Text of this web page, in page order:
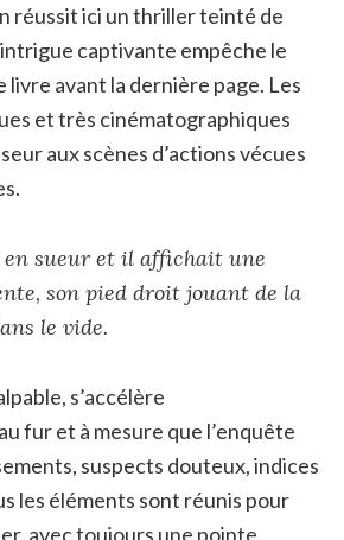
réussit ici un thriller teinté de
captivante empêche le
livre avant la dernière page. Les
et très cinématographiques
aux scènes d’actions vécues
sueur et il affichait une
son pied droit jouant de la
le vide.
s’accélère
fur et à mesure que l’enquête
suspects douteux, indices
les éléments sont réunis pour
avec toujours une pointe